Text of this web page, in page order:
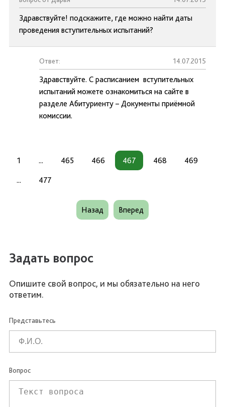
Здравствуйте! подскажите, где можно найти даты
проведения вступительных испытаний?
Ответ: 14.07.2015
Здравствуйте. С расписанием вступительных
испытаний можете ознакомиться на сайте в
разделе Абитуриенту – Документы приёмной
комиссии.
1 ... 465 466 467 468 469
... 477
Назад Вперед
Задать вопрос
Опишите свой вопрос, и мы обязательно на него
ответим.
Представьтесь
Вопрос